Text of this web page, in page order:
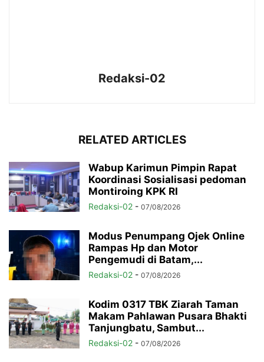
Redaksi-02
RELATED ARTICLES
Wabup Karimun Pimpin Rapat
Koordinasi Sosialisasi pedoman
Montiroing KPK RI
Redaksi-02 - 07/08/2026
Modus Penumpang Ojek Online
Rampas Hp dan Motor
Pengemudi di Batam,...
Redaksi-02 - 07/08/2026
Kodim 0317 TBK Ziarah Taman
Makam Pahlawan Pusara Bhakti
Tanjungbatu, Sambut...
Redaksi-02 - 07/08/2026